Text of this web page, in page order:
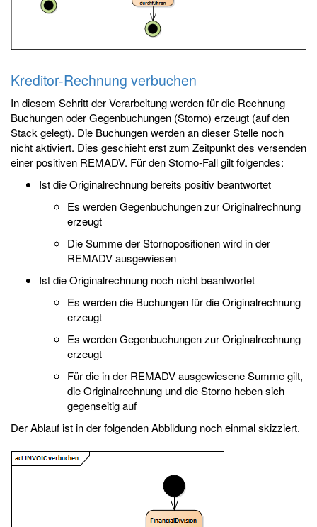
Kreditor-Rechnung verbuchen
In diesem Schritt der Verarbeitung werden für die Rechnung
Buchungen oder Gegenbuchungen (Storno) erzeugt (auf den
Stack gelegt). Die Buchungen werden an dieser Stelle noch
nicht aktiviert. Dies geschieht erst zum Zeitpunkt des versenden
einer positiven REMADV. Für den Storno-Fall gilt folgendes:
Ist die Originalrechnung bereits positiv beantwortet
Es werden Gegenbuchungen zur Originalrechnung
erzeugt
Die Summe der Stornopositionen wird in der
REMADV ausgewiesen
Ist die Originalrechnung noch nicht beantwortet
Es werden die Buchungen für die Originalrechnung
erzeugt
Es werden Gegenbuchungen zur Originalrechnung
erzeugt
Für die in der REMADV ausgewiesene Summe gilt,
die Originalrechnung und die Storno heben sich
gegenseitig auf
Der Ablauf ist in der folgenden Abbildung noch einmal skizziert.